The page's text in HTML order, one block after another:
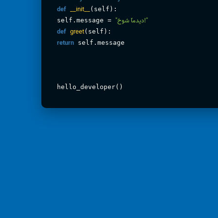
def __init__(self):
self.message ="خوش آمدید!"
def greet(self):
return self.message
hello_developer()